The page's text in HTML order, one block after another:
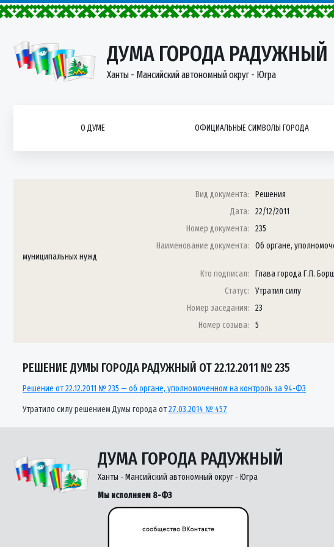
ДУМА ГОРОДА РАДУЖНЫЙ
Ханты - Мансийский автономный округ - Югра
О ДУМЕ ОФИЦИАЛЬНЫЕ СИМВОЛЫ ГОРОДА
Вид документа:
Решения
Дата:
22/12/2011
Номер документа:
235
Наименование документа:
Об органе,
муниципальных нужд
Кто подписал:
Глава города Г.П.
Статус:
Утратил силу
Номер заседания:
23
Номер созыва:
5
РЕШЕНИЕ ДУМЫ ГОРОДА РАДУЖНЫЙ ОТ 22.12.2011 № 235
Решение от 22.12.2011 № 235 — об органе, уполномоченном на контроль за 94-ФЗ
Утратило силу решением Думы города от27.03.2014 № 457
ДУМА ГОРОДА РАДУЖНЫЙ
Ханты - Мансийский автономный округ - Югра
Мы исполняем 8-ФЗ